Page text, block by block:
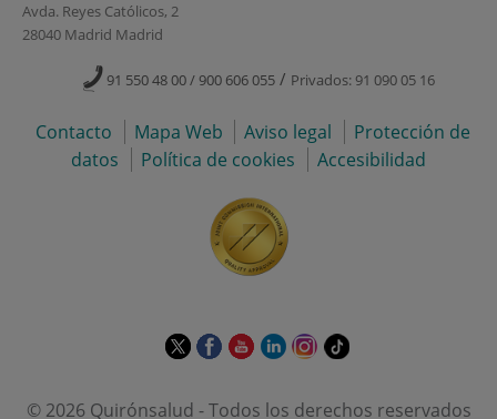
Avda. Reyes Católicos, 2
28040 Madrid Madrid
91 550 48 00 / 900 606 055 / Privados: 91 090 05 16
Contacto Mapa Web Aviso legal
Protección de
datos
Política de cookies Accesibilidad
Este
abrirá
Este
abrirá
Este
abrirá
Este
abrirá
Este
abrirá
Enlace
aplicación
© 2026 Quirónsalud - Todos los derechos reservados